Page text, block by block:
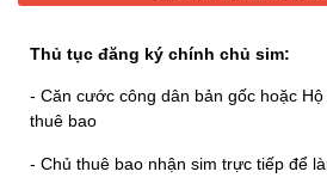
Thủ tục đăng ký chính chủ sim:
- Căn cước công dân bản gốc hoặc
thuê bao
- Chủ thuê bao nhận sim trực tiếp để